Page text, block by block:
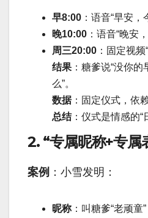
早8:00 ：语音“早安
晚10:00 ：语音“晚安
周三20:00 ：固定视
结果 ：糖爹说“没你
么”。
数据：固定仪式，依
总结：仪式是情感的“
2. “专属昵称+专属
案例 ：小雪发明：
昵称：叫糖爹“老顽童”